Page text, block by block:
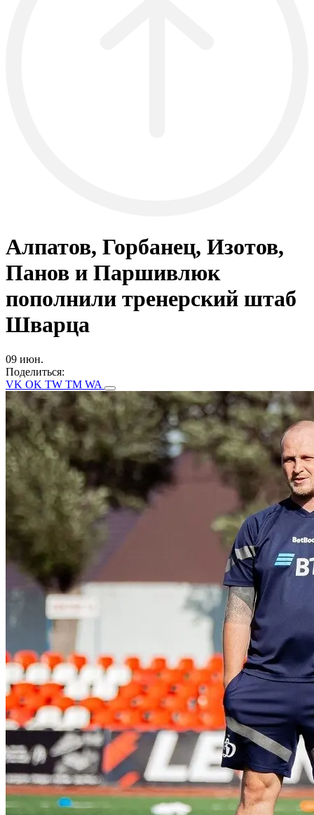
Алпатов, Горбанец, Изотов,
Панов и Паршивлюк
пополнили тренерский штаб
Шварца
09 июн.
Поделиться:
VK OK TW TM WA